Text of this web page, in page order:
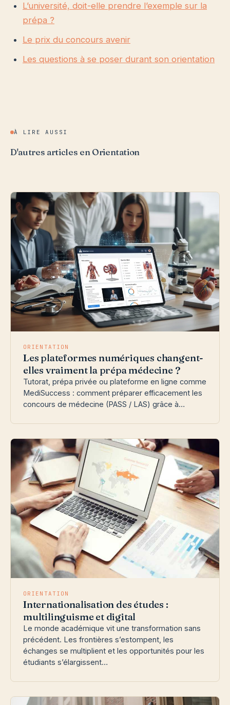
L’université, doit-elle prendre l’exemple sur la
prépa ?
Le prix du concours avenir
Les questions à se poser durant son orientation
À LIRE AUSSI
D'autres articles en Orientation
ORIENTATION
Les plateformes numériques changent-
elles vraiment la prépa médecine ?
Tutorat, prépa privée ou plateforme en ligne comme
MediSuccess : comment préparer efficacement les
concours de médecine (PASS / LAS) grâce à…
ORIENTATION
Internationalisation des études :
multilinguisme et digital
Le monde académique vit une transformation sans
précédent. Les frontières s’estompent, les
échanges se multiplient et les opportunités pour les
étudiants s’élargissent…